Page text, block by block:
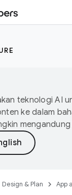
teknologi AI
ke dalam
Design & Plan App